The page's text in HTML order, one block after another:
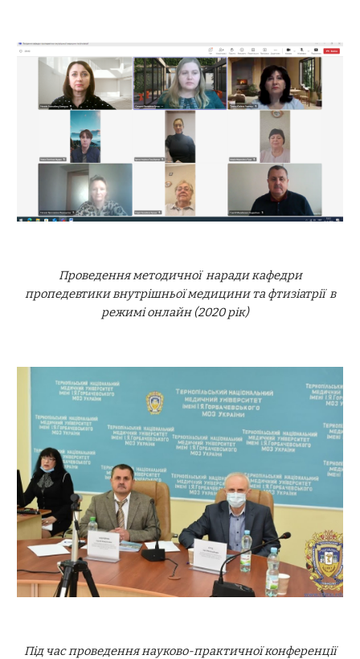
Проведення методичної наради кафедри
пропедевтики внутрішньої медицини та фтизіатрії в
режимі онлайн (2020 рік)
Під час проведення науково-практичної конференції